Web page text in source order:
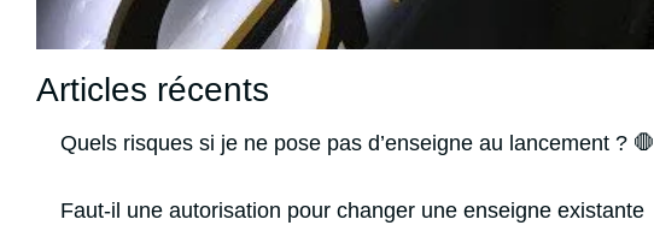
Articles récents
Quels risques si je ne pose pas d’enseigne au lancement ? 🛑
Faut-il une autorisation pour changer une enseigne existante